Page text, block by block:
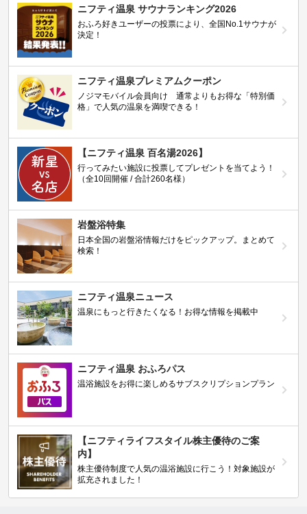
ニフティ温泉 サウナランキング2026
おふろ好きユーザーの投票により、全国No.1サウナが
決定！
ニフティ温泉プレミアムクーポン
ノジマモバイル会員向け 通常よりもお得な「特別価
格」で人気の温泉を満喫できる！
【ニフティ温泉 百名湯2026】
行ってみたい施設に投票してプレゼントを当てよう！
（全10回開催 / 合計260名様）
岩盤浴特集
日本全国の岩盤浴情報だけをピックアップ。まとめて
検索！
ニフティ温泉ニュース
温泉にもっと行きたくなる！お得な情報を掲載中
ニフティ温泉 おふろパス
温浴施設をお得に楽しめるサブスクリプションプラン
【ニフティライフスタイル株主優待のご案
内】
株主優待制度で人気の温浴施設に行こう！対象施設が
拡充されました！